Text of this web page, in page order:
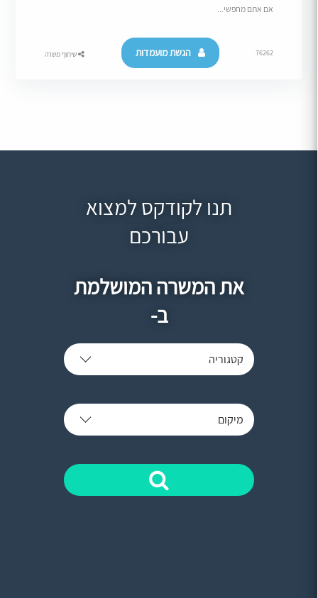
אם אתם מחפשי...
76262 הגשת מועמדות שיתוף משרה
תנו לקודקס למצוא
עבורכם
את המשרה המושלמת
ב-
קטגוריה
מיקום